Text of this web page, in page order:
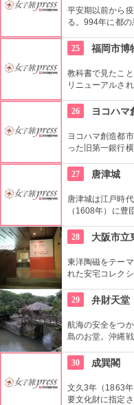
平安期以前から
る。994年に都の
神社として、良
25 福岡市博
教科書で見たこ
リニューアルさ
26
ヨコハマ
ヨコハマ創造都
った旧第一銀行
として活動してい
27 唐津城
唐津城は江戸時
（1608年）に豊
鶴のように見え
昭和41年に文化
郷土博物館とな
れ、唐津の歴史
界灘と日本三大
城下町唐津の風
28 大阪市立
東洋陶磁をテー
れた安宅コレク
約4000点が収蔵
29 弁財天堂
航海の安全をつ
島のお堂。沖縄
度と破壊された
ています。
30 成巽閣
文久3年（1863
要文化財に指定